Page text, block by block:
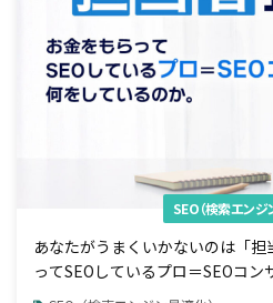
SEO（検索エンジ
あなたがうまくいかないのは「
ってSEOしているプロ＝SEOコン